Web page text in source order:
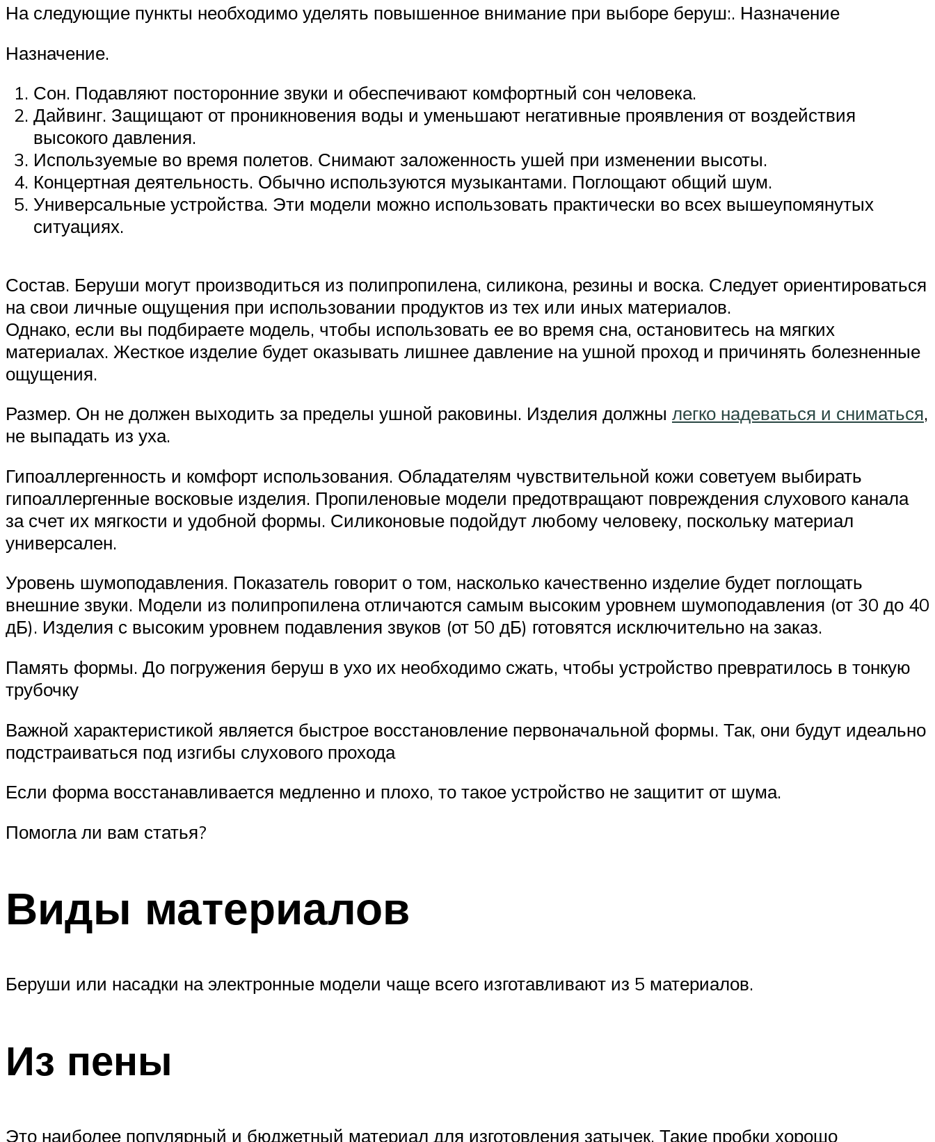
На следующие пункты необходимо уделять повышенное внимание при выборе беруш:. Назначение
Назначение.
Сон. Подавляют посторонние звуки и обеспечивают комфортный сон человека.
Дайвинг. Защищают от проникновения воды и уменьшают негативные проявления от воздействия
высокого давления.
Используемые во время полетов. Снимают заложенность ушей при изменении высоты.
Концертная деятельность. Обычно используются музыкантами. Поглощают общий шум.
Универсальные устройства. Эти модели можно использовать практически во всех вышеупомянутых
ситуациях.
Состав. Беруши могут производиться из полипропилена, силикона, резины и воска. Следует ориентироваться
на свои личные ощущения при использовании продуктов из тех или иных материалов.
Однако, если вы подбираете модель, чтобы использовать ее во время сна, остановитесь на мягких
материалах. Жесткое изделие будет оказывать лишнее давление на ушной проход и причинять болезненные
ощущения.
Размер. Он не должен выходить за пределы ушной раковины. Изделия должны легко надеваться и сниматься,
не выпадать из уха.
Гипоаллергенность и комфорт использования. Обладателям чувствительной кожи советуем выбирать
гипоаллергенные восковые изделия. Пропиленовые модели предотвращают повреждения слухового канала
за счет их мягкости и удобной формы. Силиконовые подойдут любому человеку, поскольку материал
универсален.
Уровень шумоподавления. Показатель говорит о том, насколько качественно изделие будет поглощать
внешние звуки. Модели из полипропилена отличаются самым высоким уровнем шумоподавления (от 30 до 40
дБ). Изделия с высоким уровнем подавления звуков (от 50 дБ) готовятся исключительно на заказ.
Память формы. До погружения беруш в ухо их необходимо сжать, чтобы устройство превратилось в тонкую
трубочку
Важной характеристикой является быстрое восстановление первоначальной формы. Так, они будут идеально
подстраиваться под изгибы слухового прохода
Если форма восстанавливается медленно и плохо, то такое устройство не защитит от шума.
Помогла ли вам статья?
Виды материалов
Беруши или насадки на электронные модели чаще всего изготавливают из 5 материалов.
Из пены
Это наиболее популярный и бюджетный материал для изготовления затычек. Такие пробки хорошо